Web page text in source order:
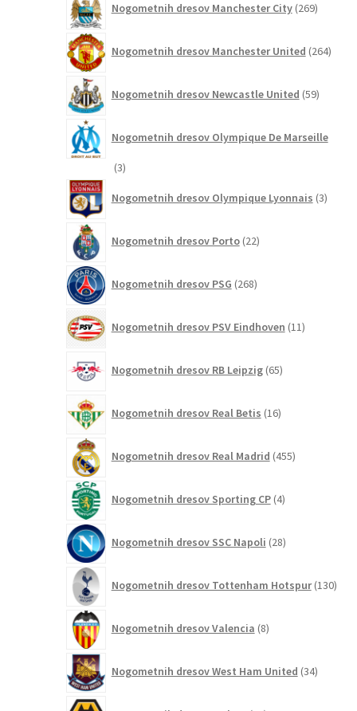
Nogometnih dresov Manchester City 269izdelkov
Nogometnih dresov Manchester United 264
Nogometnih dresov Newcastle United 59izdelkov
Nogometnih dresov Olympique De Marseille
33
Nogometnih dresov Olympique Lyonnais 3izdelki
Nogometnih dresov Porto 22izdelkov
Nogometnih dresov PSG 268izdelkov
Nogometnih dresov PSV Eindhoven 11izdelkov
Nogometnih dresov RB Leipzig 65izdelkov
Nogometnih dresov Real Betis 16izdelkov
Nogometnih dresov Real Madrid 455izdelkov
Nogometnih dresov Sporting CP 4izdelki
Nogometnih dresov SSC Napoli 28izdelkov
Nogometnih dresov Tottenham Hotspur 130
Nogometnih dresov Valencia 8izdelkov
Nogometnih dresov West Ham United 34izdelkov